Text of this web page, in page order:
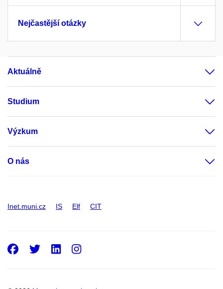
Nejčastější otázky
Aktuálně
Studium
Výzkum
O nás
Inet.muni.cz IS Elf CIT
Facebook
Twitter
LinkedIn
Instagram